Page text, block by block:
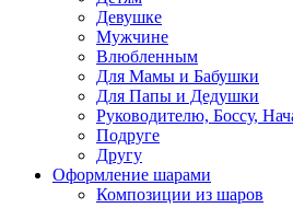
Девушке
Мужчине
Влюбленным
Для Мамы и Бабушки
Для Папы и Дедушки
Руководителю, Боссу,
Подруге
Другу
Оформление шарами
Композиции из шаров